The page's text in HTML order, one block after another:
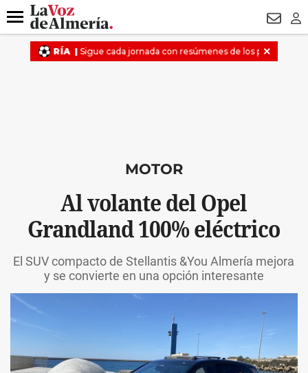
DESTACADO TURISMO
Menú
MOTOR
Al volante del Opel
Grandland 100% eléctrico
El SUV compacto de Stellantis &You Almería mejora
y se convierte en una opción interesante